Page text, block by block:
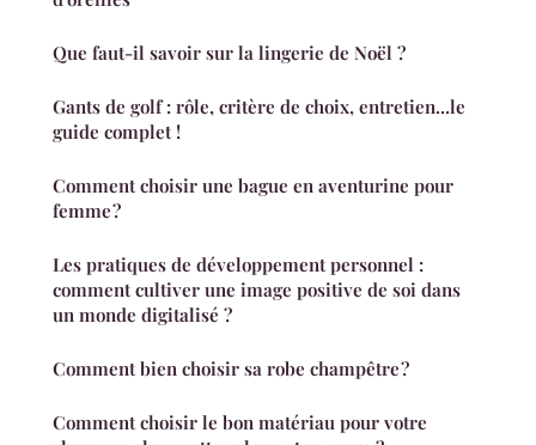
Que faut-il savoir sur la lingerie de Noël ?
Gants de golf : rôle, critère de choix, entretien...le
guide complet !
Comment choisir une bague en aventurine pour
femme ?
Les pratiques de développement personnel :
comment cultiver une image positive de soi dans
un monde digitalisé ?
Comment bien choisir sa robe champêtre ?
Comment choisir le bon matériau pour votre